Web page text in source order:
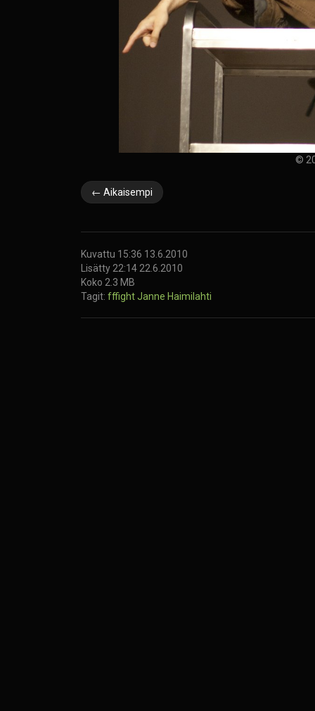
©
← Aikaisempi
Kuvattu 15:36 13.6.2010
Lisätty 22:14 22.6.2010
Koko 2.3 MB
Tagit: fffightJanne Haimilahti